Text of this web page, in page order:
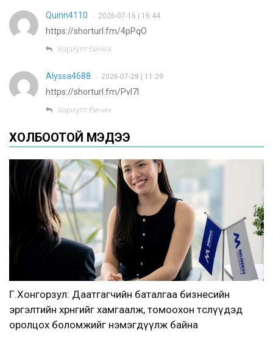
Quinn4110 • 2026-07-16 | 16:44
https://shorturl.fm/4pPqO
Хариулт бичих
Alyssa4688 • 2026-07-28 | 11:29
https://shorturl.fm/PvI7l
Хариулт бичих
ХОЛБООТОЙ МЭДЭЭ
Г.Хонгорзул: Даатгагчийн баталгаа бизнесийн
эргэлтийн хөрөнгийг хамгаалж, томоохон төслүүдэд
оролцох боломжийг нэмэгдүүлж байна